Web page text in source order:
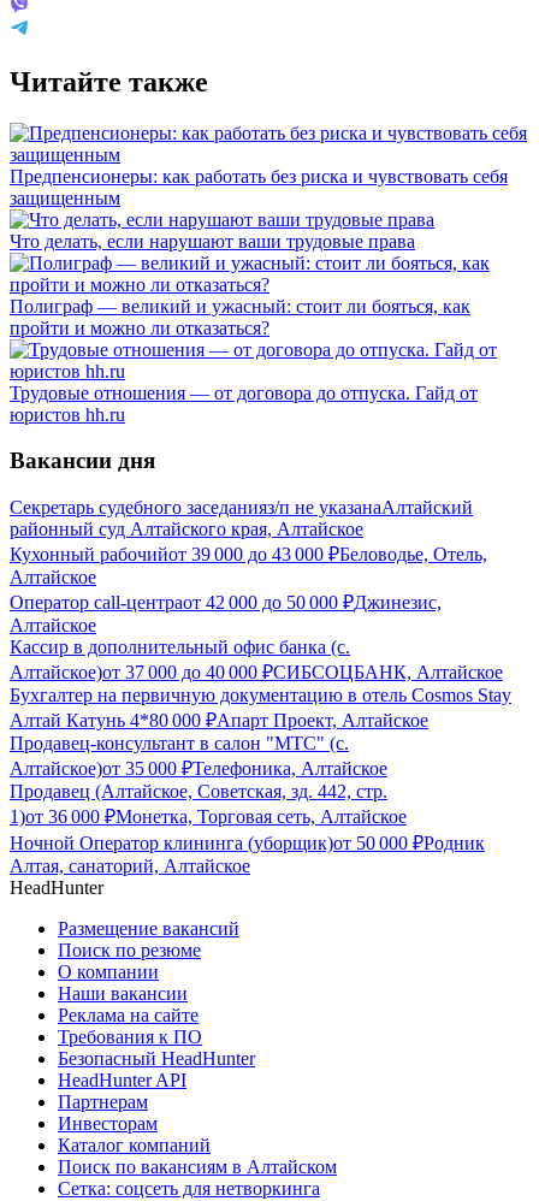
Читайте также
Предпенсионеры: как работать без риска и чувствовать себя
защищенным
Что делать, если нарушают ваши трудовые права
Полиграф — великий и ужасный: стоит ли бояться, как
пройти и можно ли отказаться?
Трудовые отношения — от договора до отпуска. Гайд от
юристов hh.ru
Вакансии дня
Секретарь судебного заседанияз/п не указанаАлтайский
районный суд Алтайского края, Алтайское
Кухонный рабочийот 39 000 до 43 000 ₽Беловодье, Отель,
Алтайское
Оператор call-центраот 42 000 до 50 000 ₽Джинезис,
Алтайское
Кассир в дополнительный офис банка (с.
Алтайское)от 37 000 до 40 000 ₽СИБСОЦБАНК, Алтайское
Бухгалтер на первичную документацию в отель Cosmos Stay
Алтай Катунь 4*80 000 ₽Апарт Проект, Алтайское
Продавец-консультант в салон "МТС" (с.
Алтайское)от 35 000 ₽Телефоника, Алтайское
Продавец (Алтайское, Советская, зд. 442, стр.
1)от 36 000 ₽Монетка, Торговая сеть, Алтайское
Ночной Оператор клининга (уборщик)от 50 000 ₽Родник
Алтая, санаторий, Алтайское
HeadHunter
Размещение вакансий
Поиск по резюме
О компании
Наши вакансии
Реклама на сайте
Требования к ПО
Безопасный HeadHunter
HeadHunter API
Партнерам
Инвесторам
Каталог компаний
Поиск по вакансиям в Алтайском
Сетка: соцсеть для нетворкинга